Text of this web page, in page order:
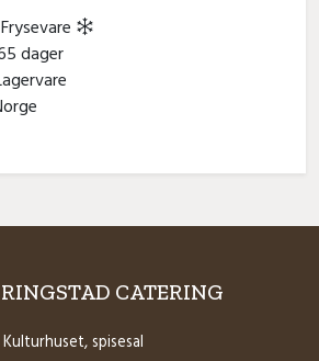
Frysevare
dager
CATERING
Kulturhuset, spisesal